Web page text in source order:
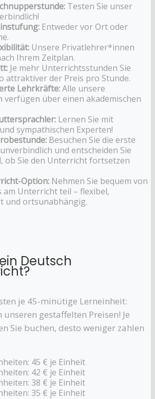
Testen Sie unser
Entweder vor Ort oder
Unsere Privatlehrer*innen
Ihrem Zeitplan.
Je mehr Unterrichtsstunden Sie
attraktiver der Preis pro Stunde.
Lehrkräfte:Alle unsere
verfügen über einen akademischen
Lernen Sie mit
sympathischen Experten!
Besuchen Sie die erste
und entscheiden Sie
ob Sie den Unterricht fortsetzen
Option: Nehmen Sie bequem von
am Unterricht teil – flexibel,
und ortsunabhängig.
Deutsch
je 45-minütige Lerneinheit:
gestaffelten Preisen! Je
Sie buchen, desto weniger zahlen
45 € je Einheit
42 € je Einheit
38 € je Einheit
35 € je Einheit